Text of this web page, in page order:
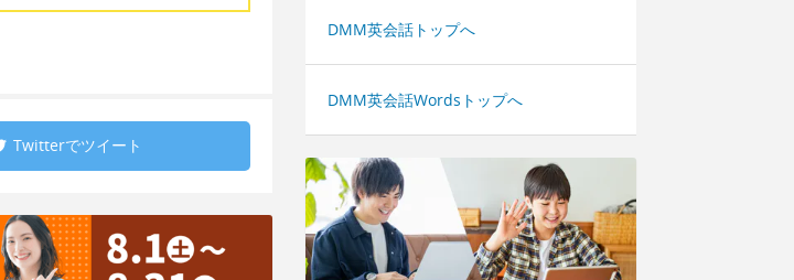
Twitterでツイート
DMM英会話トップへ
DMM英会話Wordsトップへ